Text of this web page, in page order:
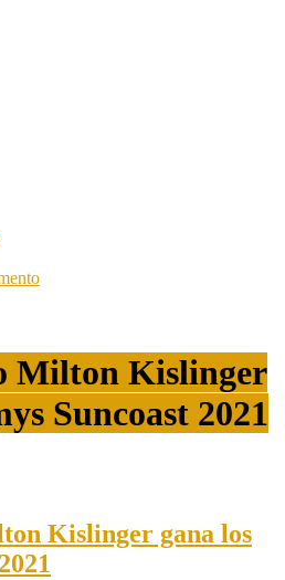
Milton Kislinger
Suncoast 2021
Kislinger gana los